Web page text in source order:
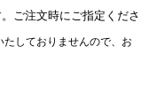
ご注文時にご指定くださ
しておりませんので、お